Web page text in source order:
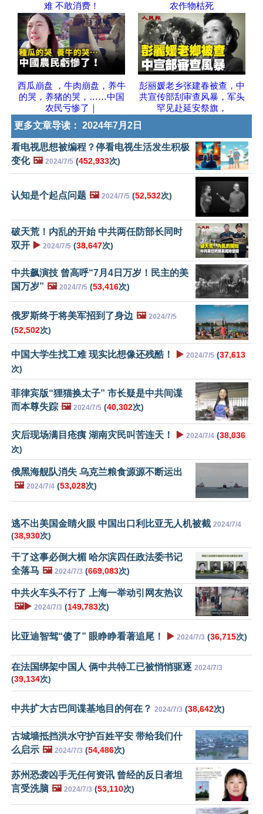
难 不敢消费！
农作物枯死
西瓜崩盘 ，牛肉崩盘，养牛
的哭，养猪的哭，……中国
农民亏惨了｜
彭丽媛老乡张建春被查，中
共宣传部刮审查风暴，军头
罕见赴延安祭旗，
更多文章导读： 2024年7月2日
看电视思想被编程？停看电视生活发生积极
变化 🖼️ 2024/7/5 (452,933次)
认知是个起点问题 🖼️ 2024/7/5 (52,532次)
破天荒！内乱的开始 中共两任防部长同时
双开 ▶️ 2024/7/5 (38,647次)
中共飙演技 曾高呼“7月4日万岁！民主的美
国万岁” 🖼️ 2024/7/5 (53,416次)
俄罗斯终于将美军招到了身边 🖼️ 2024/7/5
(52,502次)
中国大学生找工难 现实比想像还残酷！ ▶️ 2024/7/5 (37,613
次)
菲律宾版“狸猫换太子” 市长疑是中共间谍
而本尊失踪 🖼️ 2024/7/5 (40,302次)
灾后现场满目疮痍 湖南灾民叫苦连天！ ▶️ 2024/7/4 (38,036
次)
俄黑海舰队消失 乌克兰粮食源源不断运出
🖼️ 2024/7/4 (53,028次)
逃不出美国金睛火眼 中国出口利比亚无人机被截 2024/7/4
(38,930次)
干了这事必倒大楣 哈尔滨四任政法委书记
全落马 🖼️ 2024/7/3 (669,083次)
中共火车头不行了 上海一举动引网友热议
🖼️▶️ 2024/7/3 (149,783次)
比亚迪智驾“傻了” 眼睁睁看著追尾！ ▶️ 2024/7/3 (36,715次)
在法国绑架中国人 俩中共特工已被悄悄驱逐 2024/7/3
(39,134次)
中共扩大古巴间谍基地目的何在？ 2024/7/3 (38,642次)
古城墙抵挡洪水守护百姓平安 带给我们什
么启示 🖼️ 2024/7/3 (54,486次)
苏州恐袭凶手无任何资讯 曾经的反日者坦
言受洗脑 🖼️ 2024/7/3 (53,110次)